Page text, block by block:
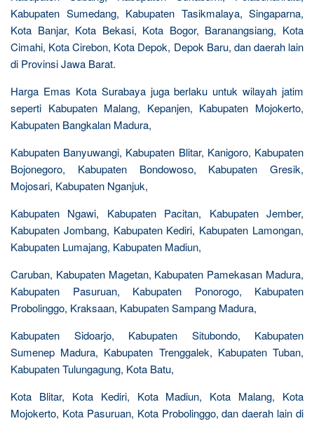
Kabupaten Sumedang, Kabupaten Tasikmalaya, Singaparna,
Kota Banjar, Kota Bekasi, Kota Bogor, Baranangsiang, Kota
Cimahi, Kota Cirebon, Kota Depok, Depok Baru, dan daerah lain
di Provinsi Jawa Barat.
Harga Emas Kota Surabaya juga berlaku untuk wilayah jatim
seperti Kabupaten Malang, Kepanjen, Kabupaten Mojokerto,
Kabupaten Bangkalan Madura,
Kabupaten Banyuwangi, Kabupaten Blitar, Kanigoro, Kabupaten
Bojonegoro, Kabupaten Bondowoso, Kabupaten Gresik,
Mojosari, Kabupaten Nganjuk,
Kabupaten Ngawi, Kabupaten Pacitan, Kabupaten Jember,
Kabupaten Jombang, Kabupaten Kediri, Kabupaten Lamongan,
Kabupaten Lumajang, Kabupaten Madiun,
Caruban, Kabupaten Magetan, Kabupaten Pamekasan Madura,
Kabupaten Pasuruan, Kabupaten Ponorogo, Kabupaten
Probolinggo, Kraksaan, Kabupaten Sampang Madura,
Kabupaten Sidoarjo, Kabupaten Situbondo, Kabupaten
Sumenep Madura, Kabupaten Trenggalek, Kabupaten Tuban,
Kabupaten Tulungagung, Kota Batu,
Kota Blitar, Kota Kediri, Kota Madiun, Kota Malang, Kota
Mojokerto, Kota Pasuruan, Kota Probolinggo, dan daerah lain di